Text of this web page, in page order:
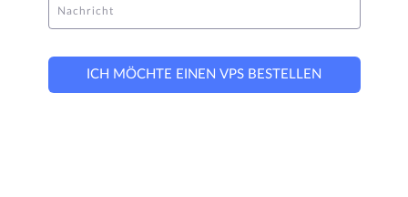
Nachricht
ICH MÖCHTE EINEN VPS BESTELLEN